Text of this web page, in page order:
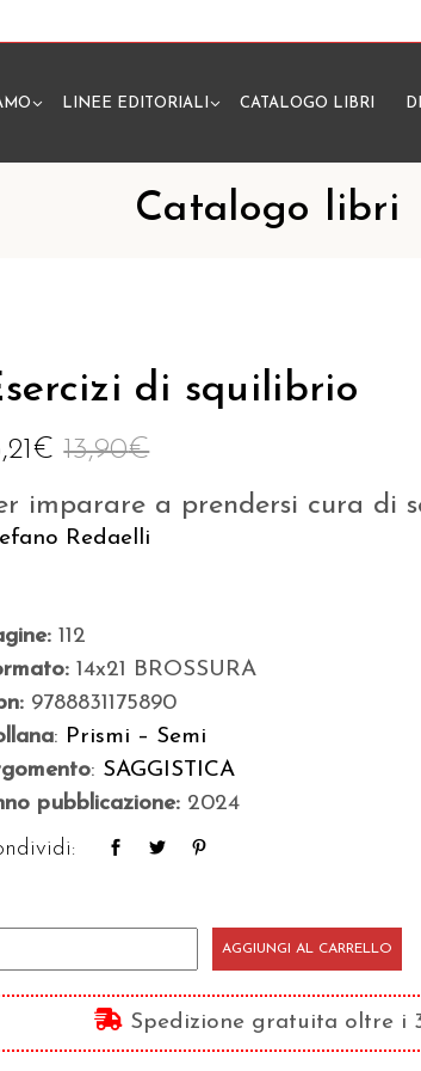
LINEE EDITORIALI CATALOGO LIBRI
Catalogo libri
di squilibrio
13,90€
€
imparare a prendersi cura di
Redaelli
112
14x21 BROSSURA
9788831175890
: Prismi – Semi
: SAGGISTICA
pubblicazione: 2024
AGGIUNGI AL CARRELLO
Spedizione gratuita oltre i